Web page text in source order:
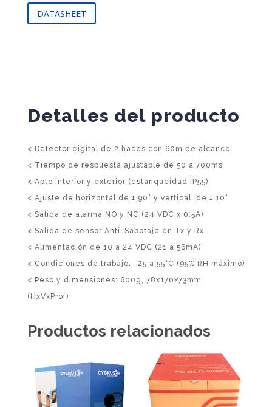
DATASHEET
Detalles del producto
< Detector digital de 2 haces con 60m de alcance
< Tiempo de respuesta ajustable de 50 a 700ms
< Apto interior y exterior (estanqueidad IP55)
< Ajuste de horizontal de ± 90° y vertical de ± 10°
< Salida de alarma NO y NC (24 VDC x 0.5A)
< Salida de sensor Anti-Sabotaje en Tx y Rx
< Alimentación de 10 a 24 VDC (21 a 56mA)
< Condiciones de trabajo: -25 a 55°C (95% RH máximo)
< Peso y dimensiones: 600g, 78x170x73mm
(HxVxProf)
Productos relacionados